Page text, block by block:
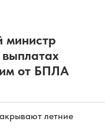
министр
от БПЛА
летние